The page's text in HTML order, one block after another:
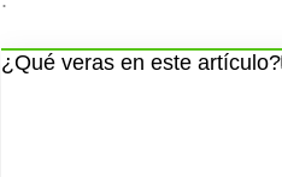
¿Qué veras en este artículo?